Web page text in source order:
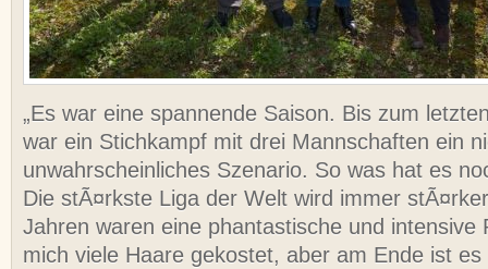
„Es war eine spannende Saison. Bis zum
war ein Stichkampf mit drei Mannschaften ein
unwahrscheinliches Szenario. So was hat es
Die stÃ¤rkste Liga der Welt wird immer
Jahren waren eine phantastische und intensive
mich viele Haare gekostet, aber am Ende ist es